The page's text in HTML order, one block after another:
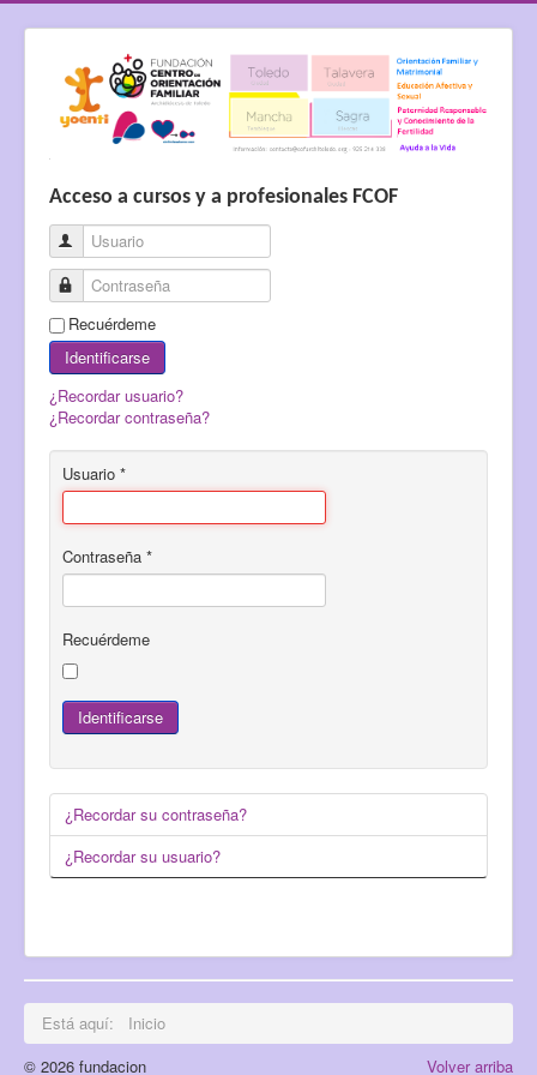
Acceso a cursos y a profesionales FCOF
Usuario
Contraseña
Recuérdeme
Identificarse
¿Recordar usuario?
¿Recordar contraseña?
Usuario *
Contraseña *
Recuérdeme
Identificarse
¿Recordar su contraseña?
¿Recordar su usuario?
Está aquí:
Inicio
Volver arriba
© 2026 fundacion